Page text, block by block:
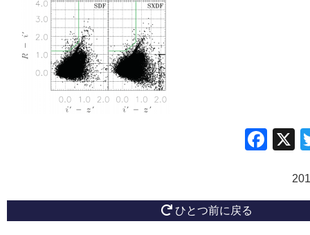
ひとつ前に戻る